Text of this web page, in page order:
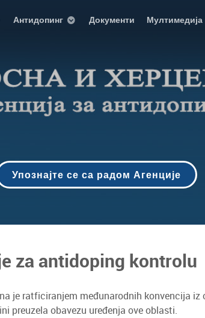
Антидопинг Документи Мултимедија
Упознајте се са радом Агенције
za antidoping kontrolu
je ratficiranjem međunarodnih konvencija
preuzela obavezu uređenja ove oblasti.